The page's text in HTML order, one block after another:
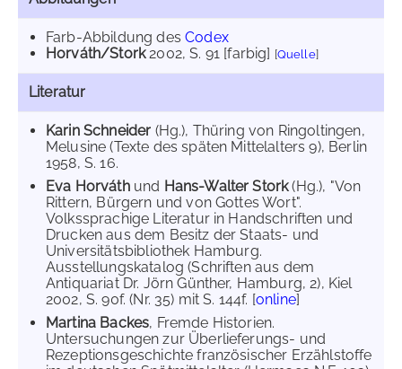
Farb-Abbildung desCodex
Horváth/Stork2002, S. 91 [farbig] [Quelle]
Literatur
Karin Schneider (Hg.), Thüring von Ringoltingen,
Melusine (Texte des späten Mittelalters 9), Berlin
1958, S. 16.
Eva Horváthund Hans-Walter Stork(Hg.), "Von
Rittern, Bürgern und von Gottes Wort".
Volkssprachige Literatur in Handschriften und
Drucken aus dem Besitz der Staats- und
Universitätsbibliothek Hamburg.
Ausstellungskatalog (Schriften aus dem
Antiquariat Dr. Jörn Günther, Hamburg, 2), Kiel
2002, S. 90f. (Nr. 35) mit S. 144f. [online]
Martina Backes, Fremde Historien.
Untersuchungen zur Überlieferungs- und
Rezeptionsgeschichte französischer Erzählstoffe